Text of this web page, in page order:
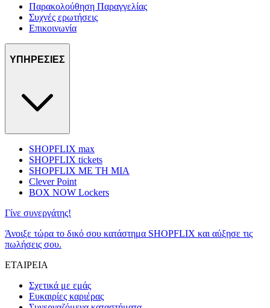
Παρακολούθηση Παραγγελίας
Συχνές ερωτήσεις
Επικοινωνία
ΥΠΗΡΕΣΙΕΣ
SHOPFLIX max
SHOPFLIX tickets
SHOPFLIX ΜΕ ΤΗ ΜΙΑ
Clever Point
BOX NOW Lockers
Γίνε συνεργάτης!
Άνοιξε τώρα το δικό σου κατάστημα SHOPFLIX και αύξησε τις
πωλήσεις σου.
ΕΤΑΙΡΕΙΑ
Σχετικά με εμάς
Ευκαιρίες καριέρας